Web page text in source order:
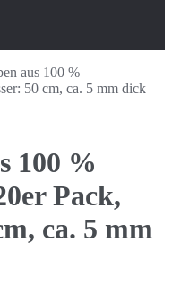
aus 100 %
50 cm, ca. 5 mm dick
100 %
Pack,
ca. 5 mm